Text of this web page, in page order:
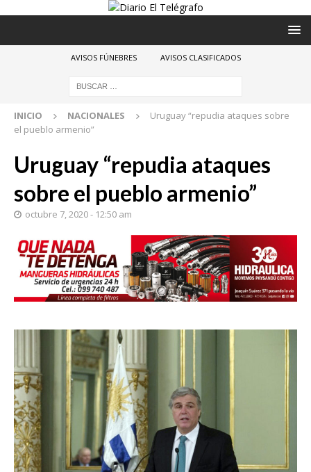
AVISOS FÚNEBRES AVISOS CLASIFICADOS
INICIO NACIONALES
Uruguay “repudia ataques sobre
el pueblo armenio”
Uruguay “repudia ataques
sobre el pueblo armenio”
octubre 7, 2020 - 12:50 am